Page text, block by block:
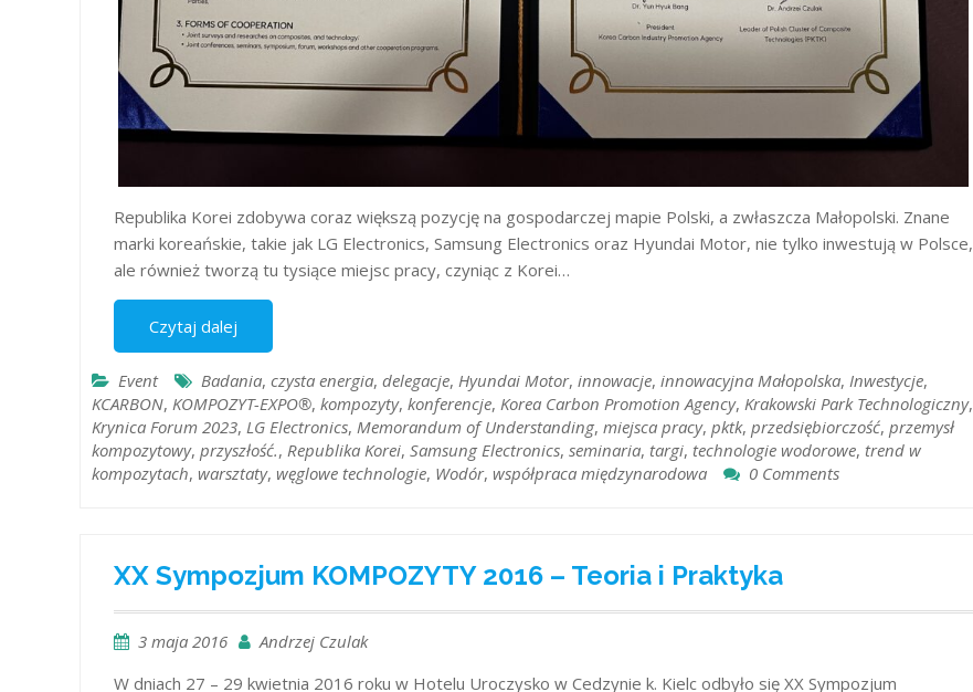
Republika Korei zdobywa coraz większą pozycję na gospodarczej mapie Polski, a zwłaszcza Małopolski. Znane
marki koreańskie, takie jak LG Electronics, Samsung Electronics oraz Hyundai Motor, nie tylko inwestują w Polsce,
ale również tworzą tu tysiące miejsc pracy, czyniąc z Korei…
Czytaj dalej
Event Badania, czysta energia, delegacje, Hyundai Motor, innowacje, innowacyjna Małopolska, Inwestycje,
KCARBON, KOMPOZYT-EXPO®, kompozyty, konferencje, Korea Carbon Promotion Agency, Krakowski Park Technologiczny,
Krynica Forum 2023, LG Electronics, Memorandum of Understanding, miejsca pracy, pktk, przedsiębiorczość, przemysł
kompozytowy, przyszłość., Republika Korei, Samsung Electronics, seminaria, targi, technologie wodorowe, trend w
kompozytach, warsztaty, węglowe technologie, Wodór, współpraca międzynarodowa 0 Comments
XX Sympozjum KOMPOZYTY 2016 – Teoria i Praktyka
3 maja 2016
Andrzej Czulak
W dniach 27 – 29 kwietnia 2016 roku w Hotelu Uroczysko w Cedzynie k. Kielc odbyło się XX Sympozjum